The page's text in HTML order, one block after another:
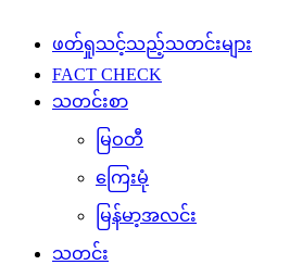
သတင်း
တိုက်ပွဲသတင်း
ထောက်ခံအားပေးမှု
တန်ပြန်သတင်း
သကသအကွဲအပြဲ